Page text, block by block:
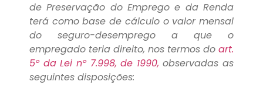
de Preservação do Emprego e da Renda
terá como base de cálculo o valor mensal
do seguro-desemprego a que o
empregado teria direito, nos termos do art.
5º da Lei nº 7.998, de 1990, observadas as
seguintes disposições: